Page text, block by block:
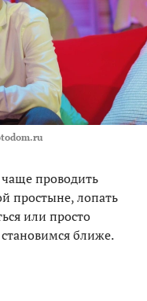
проводить
простыне, лопать
или просто
ближе.